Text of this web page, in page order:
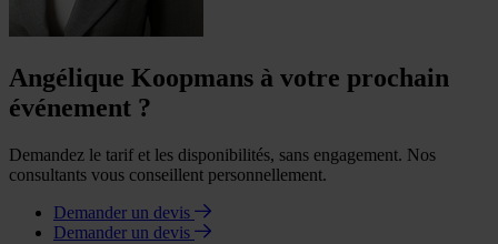
Angélique Koopmans à votre prochain
événement ?
Demandez le tarif et les disponibilités, sans engagement. Nos
consultants vous conseillent personnellement.
Demander un devis
Demander un devis